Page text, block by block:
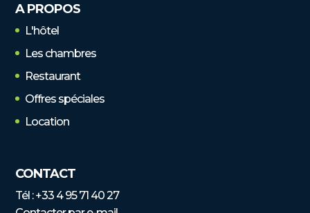
A PROPOS
L'hôtel
Les chambres
Restaurant
Offres spéciales
Location
CONTACT
Tél :+33 4 95 71 40 27